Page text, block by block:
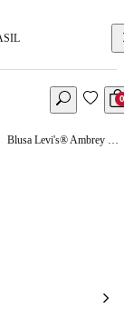
0
Blusa Levi's® Ambrey Vermelha